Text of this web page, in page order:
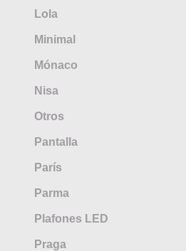
Lola
Minimal
Mónaco
Nisa
Otros
Pantalla
París
Parma
Plafones LED
Praga